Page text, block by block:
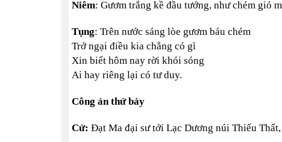
Niêm: Gươm trắng kề đầu tướng, như chém gió
Tụng: Trên nước sáng lòe gươm báu chém
Trở ngại điều kia chẳng có gì
Xin biết hôm nay rời khói sóng
Ai hay riêng lại có tư duy.
Công án thứ bảy
Cử: Đạt Ma đại sư tới Lạc Dương núi Thiếu